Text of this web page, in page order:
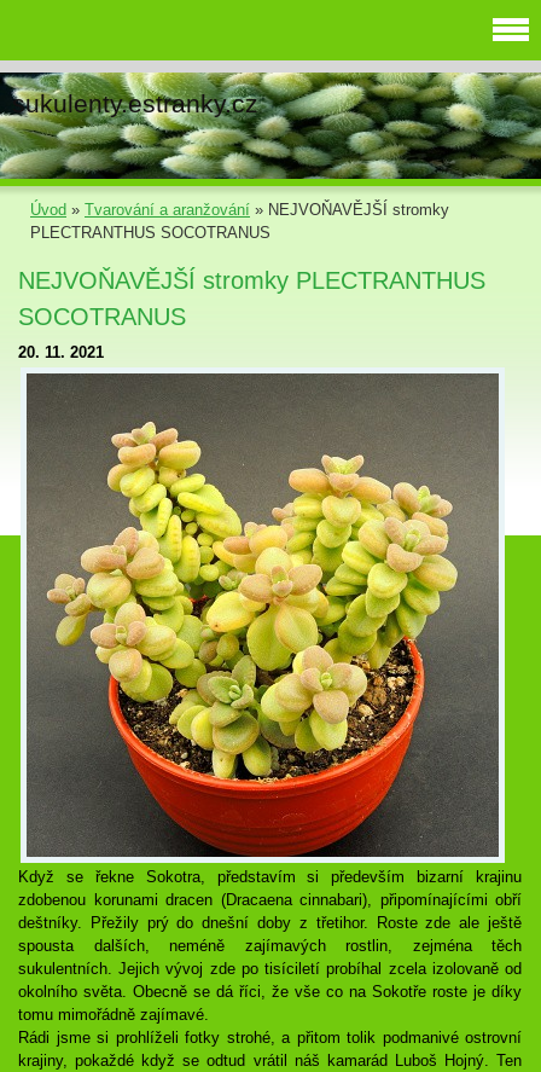
sukulenty.estranky.cz
Úvod » Tvarování a aranžování » NEJVOŇAVĚJŠÍ stromky
PLECTRANTHUS SOCOTRANUS
NEJVOŇAVĚJŠÍ stromky PLECTRANTHUS
SOCOTRANUS
20. 11. 2021
Když se řekne Sokotra, představím si především bizarní krajinu
zdobenou korunami dracen (Dracaena cinnabari), připomínajícími obří
deštníky. Přežily prý do dnešní doby z třetihor. Roste zde ale ještě
spousta dalších, neméně zajímavých rostlin, zejména těch
sukulentních. Jejich vývoj zde po tisíciletí probíhal zcela izolovaně od
okolního světa. Obecně se dá říci, že vše co na Sokotře roste je díky
tomu mimořádně zajímavé.
Rádi jsme si prohlíželi fotky strohé, a přitom tolik podmanivé ostrovní
krajiny, pokaždé když se odtud vrátil náš kamarád Luboš Hojný. Ten